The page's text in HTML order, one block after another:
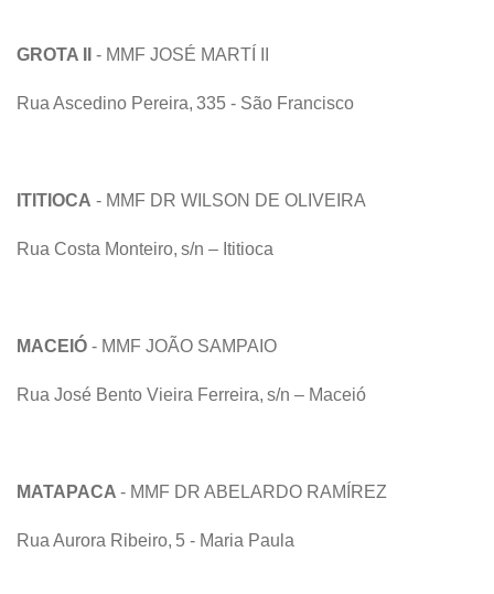
GROTA II - MMF JOSÉ MARTÍ II
Rua Ascedino Pereira, 335 - São Francisco
ITITIOCA - MMF DR WILSON DE OLIVEIRA
Rua Costa Monteiro, s/n – Ititioca
MACEIÓ - MMF JOÃO SAMPAIO
Rua José Bento Vieira Ferreira, s/n – Maceió
MATAPACA - MMF DR ABELARDO RAMÍREZ
Rua Aurora Ribeiro, 5 - Maria Paula